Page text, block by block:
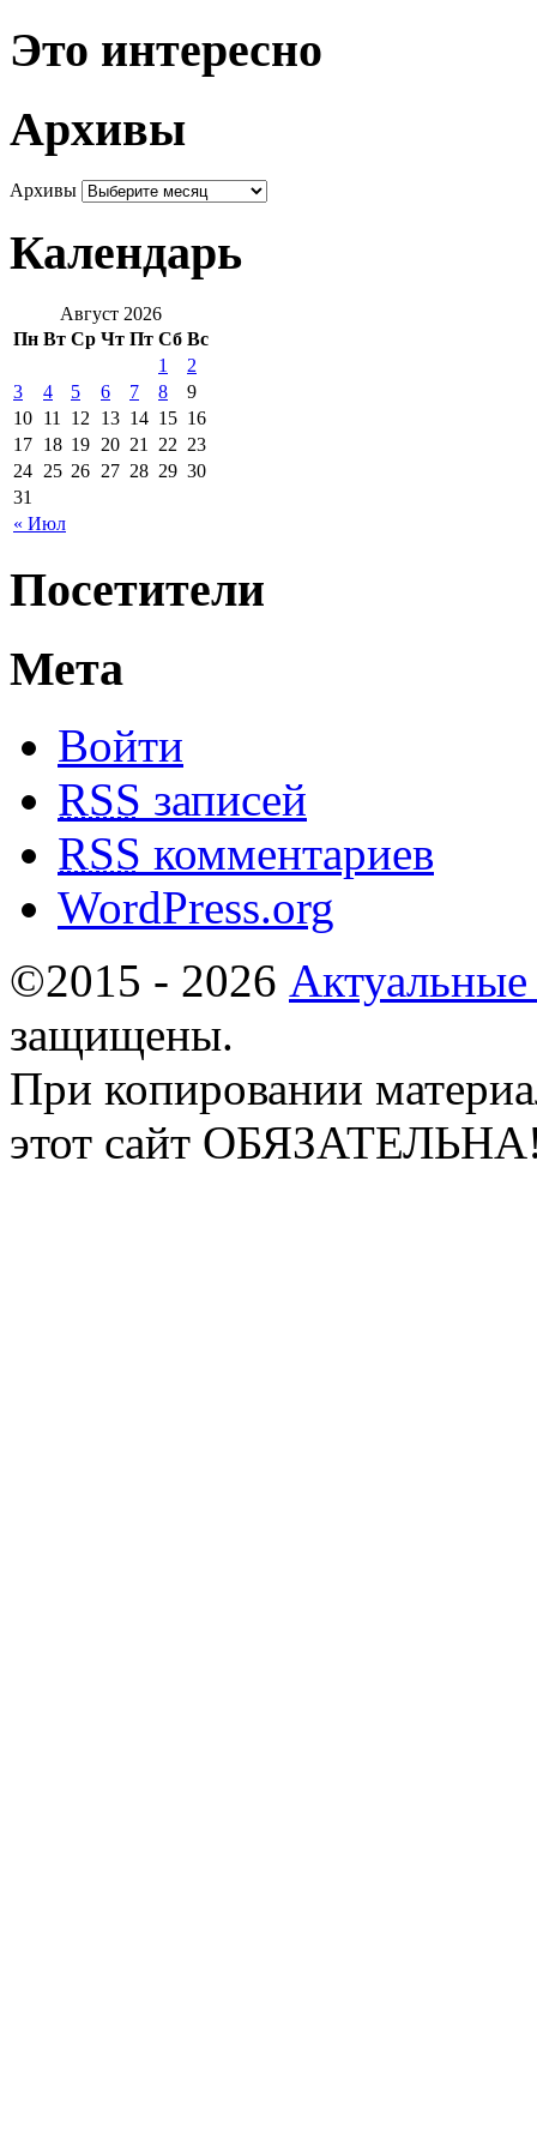
Это интересно
Архивы
Архивы
Календарь
Август 2026
Пн Вт Ср Чт Пт Сб Вс
« Июл
1
2
3
4 5 6 7 8
9
10 11 12 13 14 15 16
17 18 19 20 21 22 23
24 25 26 27 28 29 30
31
Посетители
Мета
Войти
RSS записей
RSS комментариев
WordPress.org
©2015 - 2026
защищены.
При копировании
этот сайт